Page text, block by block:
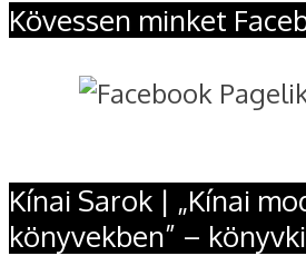
Kövessen minket
Kínai Sarok | „Kínai
könyvekben” –